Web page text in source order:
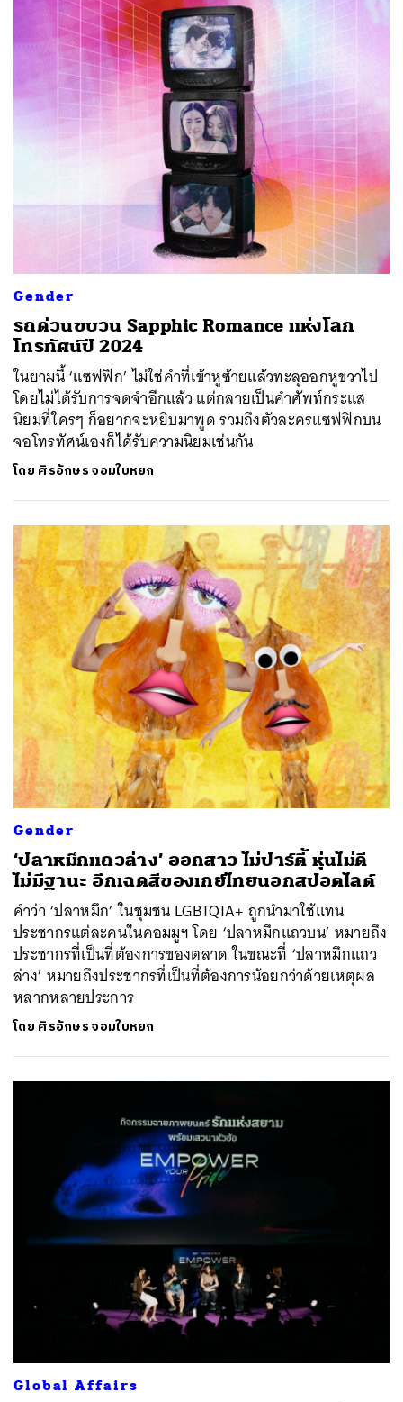
Gender
รถด่วนขบวน Sapphic Romance แห่งโลก
โทรทัศน์ปี 2024
ในยามนี้ ‘แซฟฟิก’ ไม่ใช่คำที่เข้าหูซ้ายแล้วทะลุออกหูขวาไป
โดยไม่ได้รับการจดจำอีกแล้ว แต่กลายเป็นคำศัพท์กระแส
นิยมที่ใครๆ ก็อยากจะหยิบมาพูด รวมถึงตัวละครแซฟฟิกบน
จอโทรทัศน์เองก็ได้รับความนิยมเช่นกัน
โดย ศิรอักษร จอมใบหยก
Gender
‘ปลาหมึกแถวล่าง’ ออกสาว ไม่ปาร์ตี้ หุ่นไม่ดี
ไม่มีฐานะ อีกเฉดสีของเกย์ไทยนอกสปอตไลต์
คำว่า ‘ปลาหมึก’ ในชุมชน LGBTQIA+ ถูกนำมาใช้แทน
ประชากรแต่ละคนในคอมมูฯ โดย ‘ปลาหมึกแถวบน’ หมายถึง
ประชากรที่เป็นที่ต้องการของตลาด ในขณะที่ ‘ปลาหมึกแถว
ล่าง’ หมายถึงประชากรที่เป็นที่ต้องการน้อยกว่าด้วยเหตุผล
หลากหลายประการ
โดย ศิรอักษร จอมใบหยก
Global Affairs